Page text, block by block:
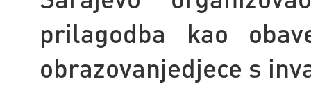
prilagodba kao
obrazovanjedjece s